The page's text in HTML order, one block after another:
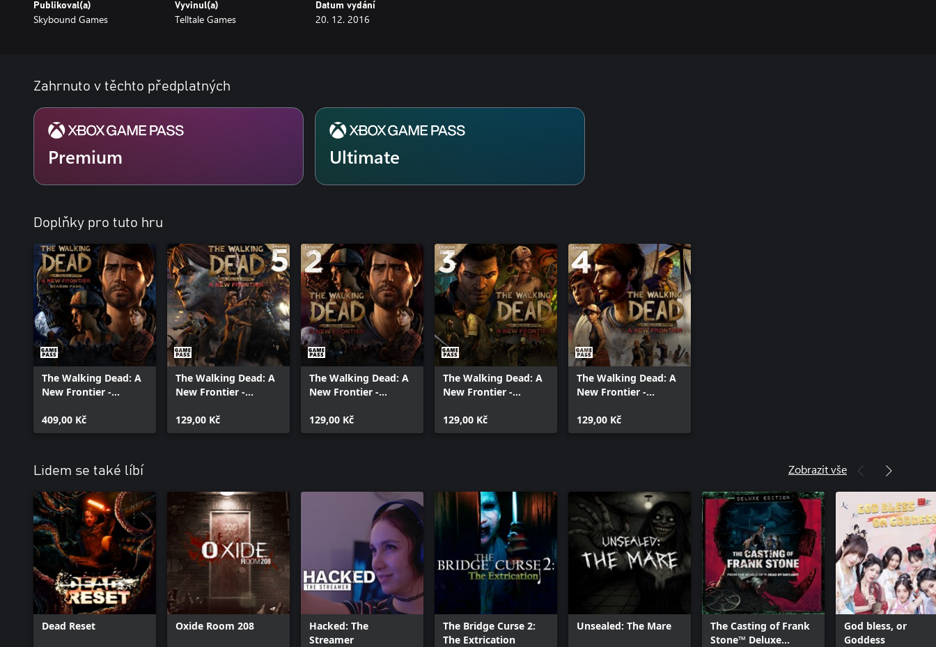
Publikoval(a)
Skybound Games
Vyvinul(a)
Telltale Games
Datum vydání
20. 12. 2016
Zahrnuto v těchto předplatných
Premium Ultimate
Doplňky pro tuto hru
The Walking Dead: A
New Frontier -
(Episodes 2-5)
409,00 Kč
The Walking Dead: A
New Frontier -
129,00 Kč
The Walking Dead: A
New Frontier -
129,00 Kč
The Walking Dead: A
New Frontier -
129,00 Kč
The Walking Dead: A
New Frontier -
129,00 Kč
Lidem se také líbí Zobrazit vše
Dead Reset Oxide Room 208
Hacked: The
Streamer
The Bridge Curse 2:
The Extrication
Unsealed: The Mare
The Casting of Frank
Stone™ Deluxe
God bless, or
Goddess